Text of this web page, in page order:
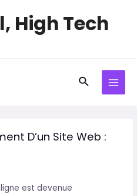
High Tech
D’un Site Web :
est devenue